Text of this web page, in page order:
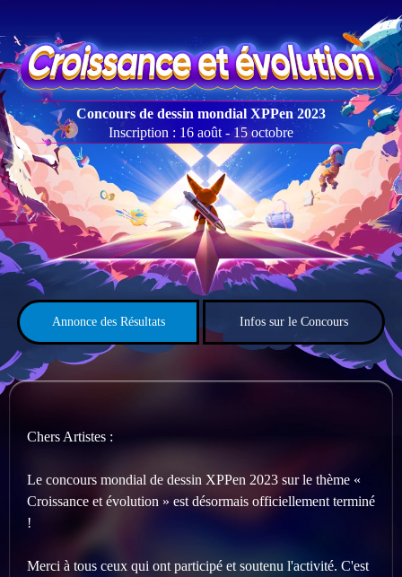
Concours de dessin mondial XPPen 2023
Inscription : 16 août - 15 octobre
Annonce des Résultats Infos sur le Concours
Chers Artistes :
Le concours mondial de dessin XPPen 2023 sur le thème «
Croissance et évolution » est désormais officiellement terminé
!
Merci à tous ceux qui ont participé et soutenu l'activité. C'est